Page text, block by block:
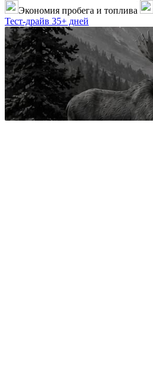
Экономия пробега и топлива
Тест-драйв 35+ дней